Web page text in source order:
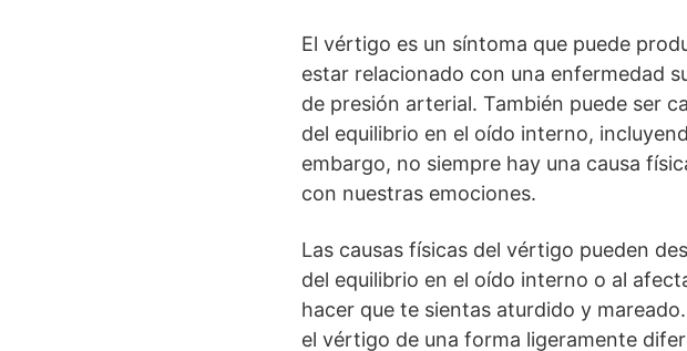
El vértigo es un síntoma que puede
estar relacionado con una enfermedad
de presión arterial. También puede ser
del equilibrio en el oído interno,
embargo, no siempre hay una causa
con nuestras emociones.
Las causas físicas del vértigo pueden
del equilibrio en el oído interno o al
hacer que te sientas aturdido y
el vértigo de una forma ligeramente